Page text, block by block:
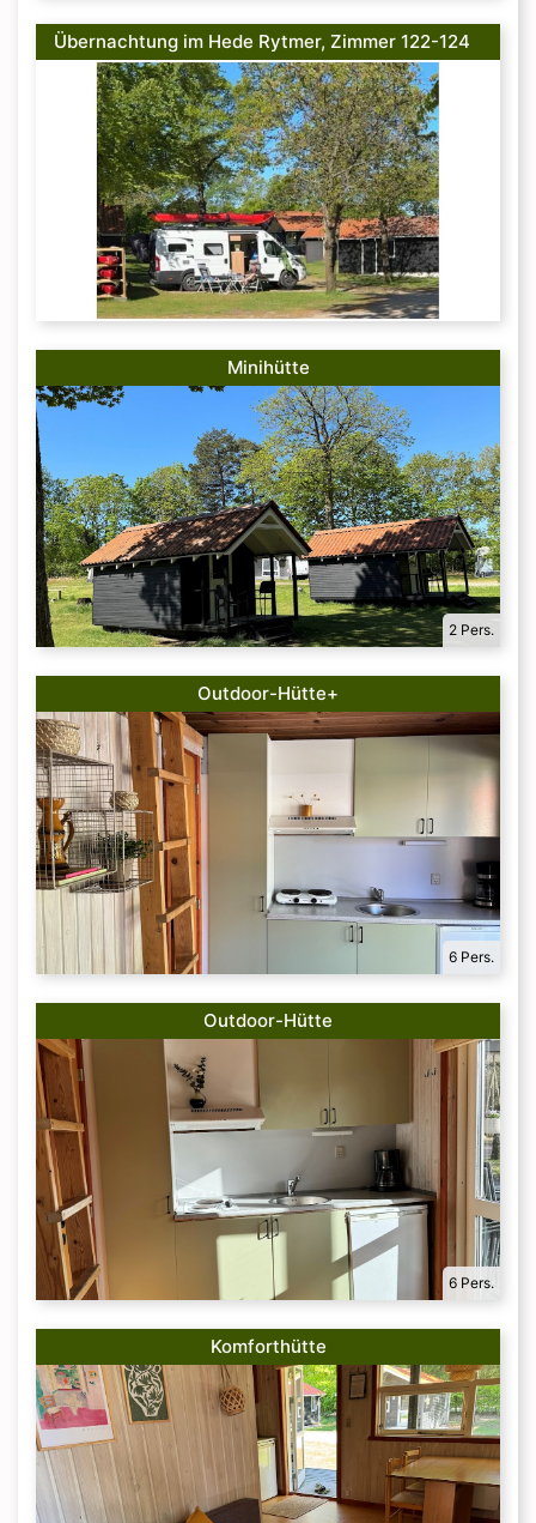
Übernachtung im Hede Rytmer, Zimmer 122-124
(inkl. zwei Erwachsene und Strom)
Minihütte
2 Pers.
Outdoor-Hütte+
6 Pers.
Outdoor-Hütte
6 Pers.
Komforthütte